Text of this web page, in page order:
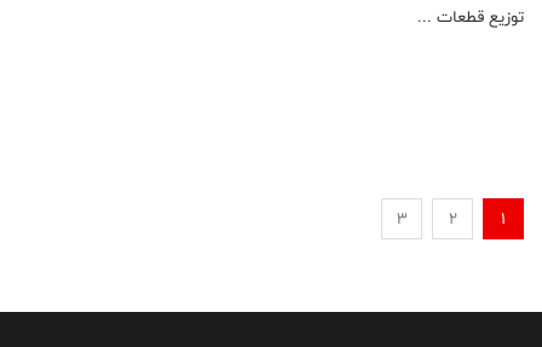
توزیع قطعات ...
1
2
3